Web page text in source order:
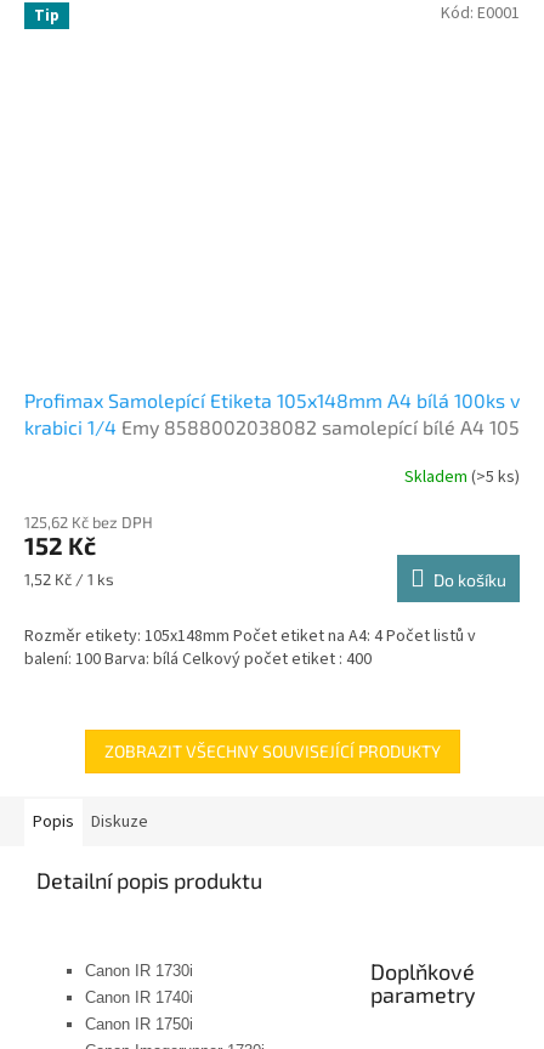
Tip
Profimax Samolepící Etiketa 105x148mm A4 bílá 100ks v
krabici 1/4 Emy 8588002038082 samolepící bílé A4 105
produktu
je
5,0
hvězdiček.
Skladem(>5 ks)
125,62 Kč bez DPH
152 Kč
Měrná
1,52 Kč / 1 ks Do košíku
Rozměr etikety: 105x148mm Počet etiket na A4: 4 Počet listů v
balení: 100 Barva: bílá Celkový počet etiket : 400
Kód: E0001
ZOBRAZIT VŠECHNY SOUVISEJÍCÍ PRODUKTY
Popis Diskuze
Detailní popis produktu
Canon IR 1730i
Canon IR 1740i
Canon IR 1750i
Doplňkové
parametry